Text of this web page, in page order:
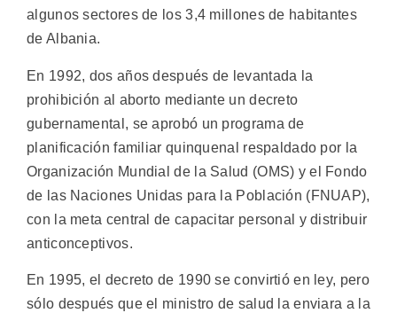
algunos sectores de los 3,4 millones de habitantes
de Albania.
En 1992, dos años después de levantada la
prohibición al aborto mediante un decreto
gubernamental, se aprobó un programa de
planificación familiar quinquenal respaldado por la
Organización Mundial de la Salud (OMS) y el Fondo
de las Naciones Unidas para la Población (FNUAP),
con la meta central de capacitar personal y distribuir
anticonceptivos.
En 1995, el decreto de 1990 se convirtió en ley, pero
sólo después que el ministro de salud la enviara a la